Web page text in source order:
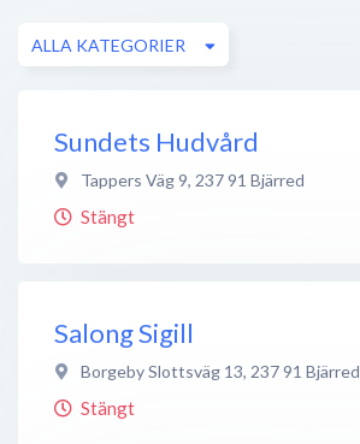
ALLA KATEGORIER
Sundets Hudvård
Tappers Väg 9, 237 91 Bjärred
Stängt
Salong Sigill
Borgeby Slottsväg 13, 237 91 Bjärred
Stängt